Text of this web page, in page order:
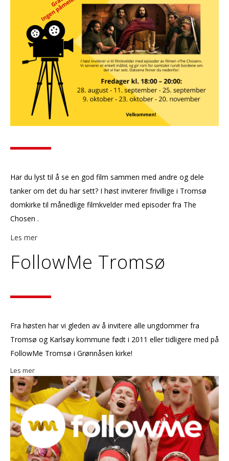
Har du lyst til å se en god film sammen med andre og dele
tanker om det du har sett? I høst inviterer frivillige i Tromsø
domkirke til månedlige filmkvelder med episoder fra The
Chosen .
Les mer
FollowMe Tromsø
Fra høsten har vi gleden av å invitere alle ungdommer fra
Tromsø og Karlsøy kommune født i 2011 eller tidligere med på
FollowMe Tromsø i Grønnåsen kirke!
Les mer